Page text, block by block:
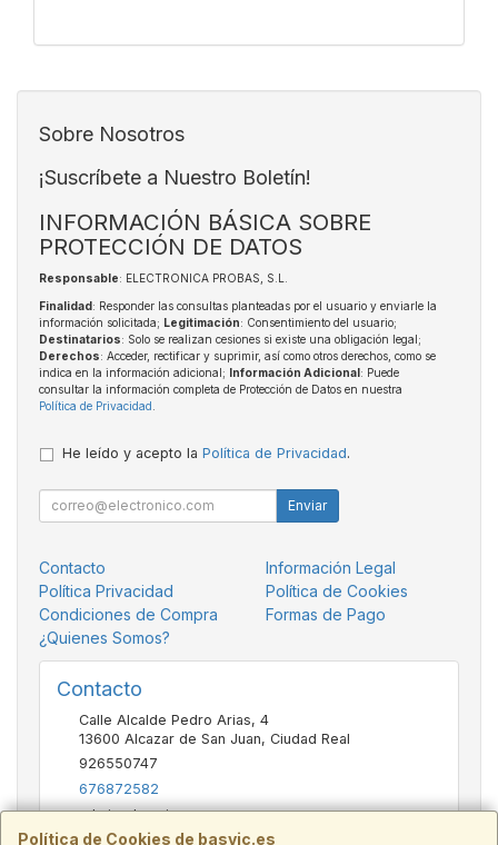
Política de Cookies de basvic.es
Sobre Nosotros
¡Suscríbete a Nuestro Boletín!
INFORMACIÓN BÁSICA SOBRE
PROTECCIÓN DE DATOS
Responsable: ELECTRONICA PROBAS, S.L.
Finalidad: Responder las consultas planteadas por el usuario y enviarle la
información solicitada; Legitimación: Consentimiento del usuario;
Destinatarios: Solo se realizan cesiones si existe una obligación legal;
Derechos: Acceder, rectificar y suprimir, así como otros derechos, como se
indica en la información adicional; Información Adicional: Puede
consultar la información completa de Protección de Datos en nuestra
Política de Privacidad
He leído y acepto la Política de Privacidad.
Enviar
Contacto
Información Legal
Política Privacidad
Política de Cookies
Condiciones de Compra
Formas de Pago
¿Quienes Somos?
Contacto
Calle Alcalde Pedro Arias, 4
13600 Alcazar de San Juan, Ciudad Real
926550747
676872582
admin@basvic.es